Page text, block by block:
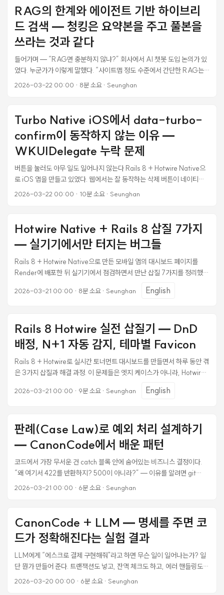
크롤이 생기고, 메시지 영역 전체 레이아웃이 깨져버린다. 처음엔
“Tailwind break-words 넣어놨는데 왜 안 되지?” 싶었지만, 파고 들어
가보니 CSS overflow-wrap, flexbox intrinsic sizing, iOS WebKit
호환성이 복합적으로 얽힌 문제였다. ...
RAG의 한계와 에이전트 기반 하이브리
드 검색 — 청킹은 요약본을 주고 풀본을
쓰라는 것과 같다
들어가며 — “RAG면 충분하지 않냐?” 회사에서 AI 챗봇 도입 논의가 있
었다. 누군가가 이렇게 말했다. “사이트맵 정도 수준에서 간단한 RAG는
충분히 가능하지 않냐, 비싼 돈 들이지 않고서.” 틀린 말은 아니다. FAQ 수
를 다루는 챗봇에서는 RAG만으로 부족하다는 것이었다. 수백 페이지짜
리 서류를 청킹하고, 임베딩하고, 벡터 DB에 넣고, 리랭킹까지 해봤다. 결
과는? AI에게 책의 요약본을 주고 “전체 내용에 대해 완전하게 답해라"고
하는 것과 같았다. ...
2026-03-22 00:00 · 8분 소요· Seunghan
Turbo Native iOS에서 data-turbo-
confirm이 동작하지 않는 이유 —
WKUIDelegate 누락 문제
버튼을 눌러도 아무 일도 일어나지 않는다 Rails 8 + Hotwire Native으
로 iOS 앱을 만들고 있었다. 웹에서는 잘 동작하는 삭제 버튼이 네이티브
앱에서는 완전히 먹통이었다. <%= button_to "삭제",
클릭하면 “정말 삭제하시겠습니까?” 확인 다이얼로그가 뜨고, 확인하면
삭제가 진행된다. 그런데 iOS 앱에서는 버튼을 탭해도 아무 반응이 없다.
에러도 없고, 로그도 없고, 그냥 조용히 무시된다. 처음에는
turbo_confirm을 form: 옵션에 넣느냐 data: 옵션에 넣느냐의 문제인
줄 알았다. button_to의 turbo_confirm은 form 태그의 data 속성으로
전달해야 하기 때문이다. 하지만 코드는 정확했다. 웹에서 되는데 네이티브
에서만 안 되니까 iOS 쪽 문제가 확실했다. ...
2026-03-22 00:00 · 10분 소요· Seunghan
Hotwire Native + Rails 8 삽질 7가지
— 실기기에서만 터지는 버그들
Rails 8 + Hotwire Native으로 만든 모바일 앱의 대시보드 페이지를
Render에 배포한 뒤 실기기에서 점검하면서 만난 삽질 7가지를 정리했
우저에서는 발견되지 않는 함정들이 많았다. 이 글에서 다루는 주요 키워
컨트롤러 자동 등록, CSS contain 최적화. 프로젝트 환경 Backend:
Rails 8 + PostgreSQL Frontend: Hotwire (Turbo + Stimulus) +
ERB + Tailwind CSS 4 Mobile: Hotwire Native (iOS
WKWebView) Realtime: ActionCable (WebSocket) Deploy:
Render.com Asset Pipeline: importmap-rails (CDN pin 방식) 대시
트, 경기 목록, 교류 현황 통계. 코트 5개 x 8라운드 = 40장의 카드가 한
2026-03-21 00:00 · 8분 소요· Seunghan English
Rails 8 Hotwire 실전 삽질기 — DnD
배정, N+1 자동 감지, 테마별 Favicon
Rails 8 + Hotwire로 실시간 토너먼트 대시보드를 만들면서 하루 동안 겪
은 3가지 삽질과 해결 과정. 이 문제들은 엣지 케이스가 아니라, Hotwire
Turbo Stream + Stimulus DnD: DOM 교체 후 이벤트가 사라진다 문
잘 된다. 두 번째부터 아무 반응이 없다. 이벤트도, 요청도, 응답도 없다. ...
2026-03-21 00:00 · 9분 소요· Seunghan English
판례(Case Law)로 예외 처리 설계하기
— CanonCode에서 배운 패턴
코드에서 가장 무서운 건 catch 블록 안에 숨어있는 비즈니스 결정이다.
“왜 여기서 422를 반환하지? 500이 아니라?” — 이유를 알려면 git
blame → PR → 슬랙 스레드를 거슬러 올라가야 한다. 3개월 전 코드면
기록하는 것이다. 법원이 판례를 남기듯. 이 글에서는 LaunchCrew 프로
젝트에서 작성한 6가지 판례와, 각각이 실제 코드에 어떻게 반영됐는지를
정리한다. 판례가 왜 필요한가 예외 처리 코드에는 3가지 정보가 필요하
2026-03-21 00:00 · 6분 소요· Seunghan
CanonCode + LLM — 명세를 주면 코
드가 정확해진다는 실험 결과
LLM에게 “에스크로 결제 구현해줘"라고 하면 무슨 일이 일어나는가? 일
단 뭔가 만들어 준다. 트랜잭션도 넣고, 잔액 체크도 하고, 에러 핸들링도
한다. 그런데 “우리 프로젝트에서 에스크로가 정확히 어떤 규칙으로 동작
2026-03-20 00:00 · 6분 소요· Seunghan